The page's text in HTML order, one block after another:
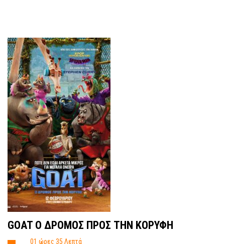
GOAT O ΔΡΟΜΟΣ ΠΡΟΣ ΤΗΝ ΚΟΡΥΦΗ
01 ώρες 35 Λεπτά